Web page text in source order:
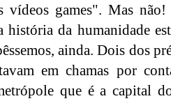
vídeos games". Mas
história da humanidade
ainda. Dois dos
em chamas por
que é a capital